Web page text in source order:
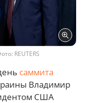
REUTERS
саммита
Владимир
США